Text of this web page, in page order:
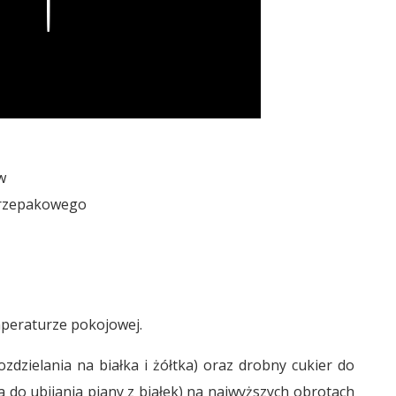
pokojowej.
na białka i żółtka) oraz drobny cukier do
ubijania piany z białek) na najwyższych obrotach